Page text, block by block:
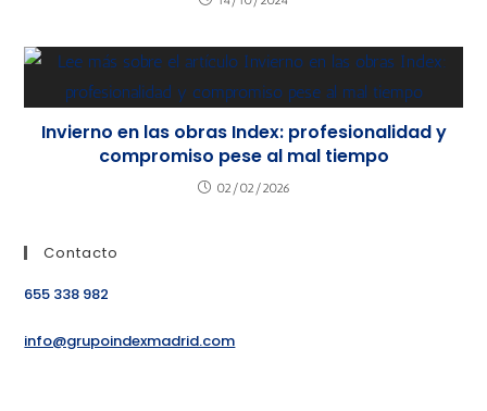
Invierno en las obras Index: profesionalidad y
compromiso pese al mal tiempo
02/02/2026
Contacto
655 338 982
info@grupoindexmadrid.com